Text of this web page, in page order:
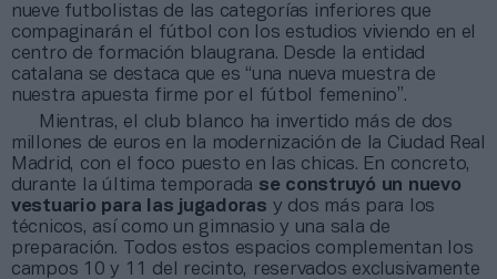
nueve futbolistas de las categorías inferiores que
compaginarán el fútbol con los estudios viviendo en el
centro de formación blaugrana. Desde la entidad
catalana se destaca que es “una nueva muestra de
nuestra apuesta firme por el fútbol femenino”.
Mientras, el club blanco ha invertido más de dos
millones de euros en la modernización de la Ciudad Real
Madrid, con el foco puesto en las chicas. En concreto,
durante la última temporada se construyó un nuevo
vestuario para las jugadoras y dos más para los
técnicos, así como un gimnasio y una sala de
preparación. Todos estos espacios complementan los
campos 10 y 11 del recinto, reservados exclusivamente